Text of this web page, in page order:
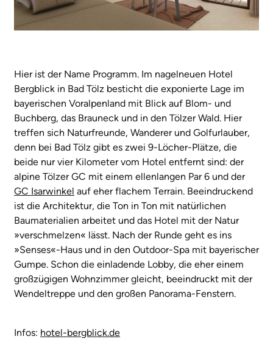
Hier ist der Name Programm. Im nagelneuen Hotel
Bergblick in Bad Tölz besticht die exponierte Lage im
bayerischen Voralpenland mit Blick auf Blom- und
Buchberg, das Brauneck und in den Tölzer Wald. Hier
treffen sich Naturfreunde, Wanderer und Golfurlauber,
denn bei Bad Tölz gibt es zwei 9-Löcher-Plätze, die
beide nur vier Kilometer vom Hotel entfernt sind: der
alpine Tölzer GC mit einem ellenlangen Par 6 und der
GC Isarwinkel auf eher flachem Terrain. Beeindruckend
ist die Architektur, die Ton in Ton mit natürlichen
Baumaterialien arbeitet und das Hotel mit der Natur
»verschmelzen« lässt. Nach der Runde geht es ins
»Senses«-Haus und in den Outdoor-Spa mit bayerischer
Gumpe. Schon die einladende Lobby, die eher einem
großzügigen Wohnzimmer gleicht, beeindruckt mit der
Wendeltreppe und den großen Panorama-Fenstern.
Infos: hotel-bergblick.de